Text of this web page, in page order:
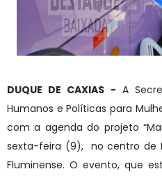
DUQUE DE CAXIAS - A
Humanos e Políticas para
com a agenda do projeto
sexta-feira (9), no centro de
Fluminense. O evento, que